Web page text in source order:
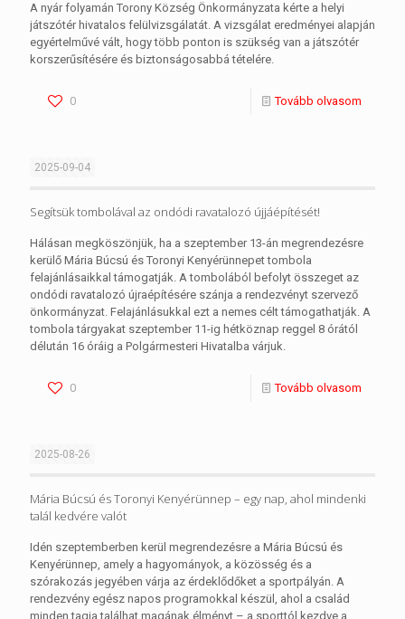
A nyár folyamán Torony Község Önkormányzata kérte a helyi
játszótér hivatalos felülvizsgálatát. A vizsgálat eredményei alapján
egyértelművé vált, hogy több ponton is szükség van a játszótér
korszerűsítésére és biztonságosabbá tételére.
0 Tovább olvasom
2025-09-04
Segítsük tombolával az ondódi ravatalozó újjáépítését!
Hálásan megköszönjük, ha a szeptember 13-án megrendezésre
kerülő Mária Búcsú és Toronyi Kenyérünnepet tombola
felajánlásaikkal támogatják. A tombolából befolyt összeget az
ondódi ravatalozó újraépítésére szánja a rendezvényt szervező
önkormányzat. Felajánlásukkal ezt a nemes célt támogathatják. A
tombola tárgyakat szeptember 11-ig hétköznap reggel 8 órától
délután 16 óráig a Polgármesteri Hivatalba várjuk.
0 Tovább olvasom
2025-08-26
Mária Búcsú és Toronyi Kenyérünnep – egy nap, ahol mindenki
talál kedvére valót
Idén szeptemberben kerül megrendezésre a Mária Búcsú és
Kenyérünnep, amely a hagyományok, a közösség és a
szórakozás jegyében várja az érdeklődőket a sportpályán. A
rendezvény egész napos programokkal készül, ahol a család
minden tagja találhat magának élményt – a sporttól kezdve a